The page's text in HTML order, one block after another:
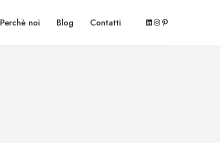
Perchè noi Blog Contatti LinkedIn
Instagram
Pinterest